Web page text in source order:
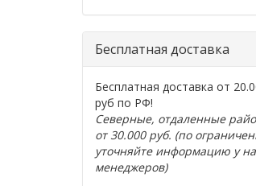
Бесплатная доставка
Бесплатная доставка от
руб по РФ!
Северные, отдаленные
от 30.000 руб. (по
уточняйте информацию у
менеджеров)